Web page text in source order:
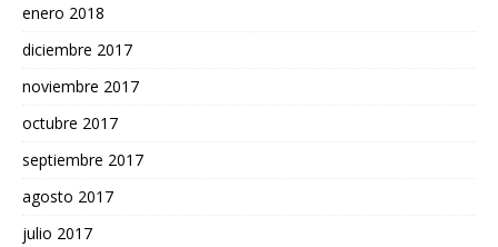
enero 2018
diciembre 2017
noviembre 2017
octubre 2017
septiembre 2017
agosto 2017
julio 2017